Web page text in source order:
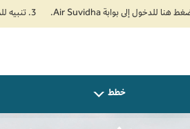
3. تنبيه للمسافرين: اعتبارًا من 06 سبتمبر 2026، ستُشغّل جميع رحلات طيران السلام من وإلى مطار الملك عبدالعزيز الدولي (جدة) عبر المبنى رقم 4 بدلًا من الصالة الشمالية. يُرجى التوجه مباشرةً إلى المبنى رقم 4 لإتمام إجراءات السفر.
خطط